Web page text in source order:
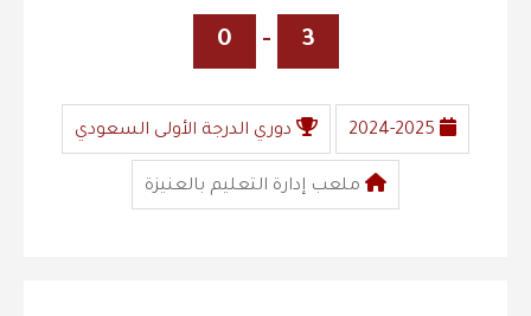
3
-
0
2024-2025 دوري الدرجة الأولى السعودي
ملعب إدارة التعليم بالعنيزة